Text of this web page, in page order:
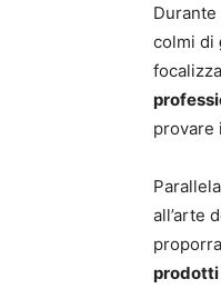
colmi di
provare
all’arte
prodotti